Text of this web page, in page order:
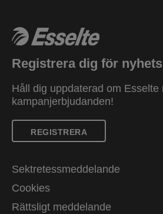
Registrera dig för
Håll dig uppdaterad om Esselte
kampanjerbjudanden!
REGISTRERA
Sektretessmeddelande
Cookies
Rättsligt meddelande